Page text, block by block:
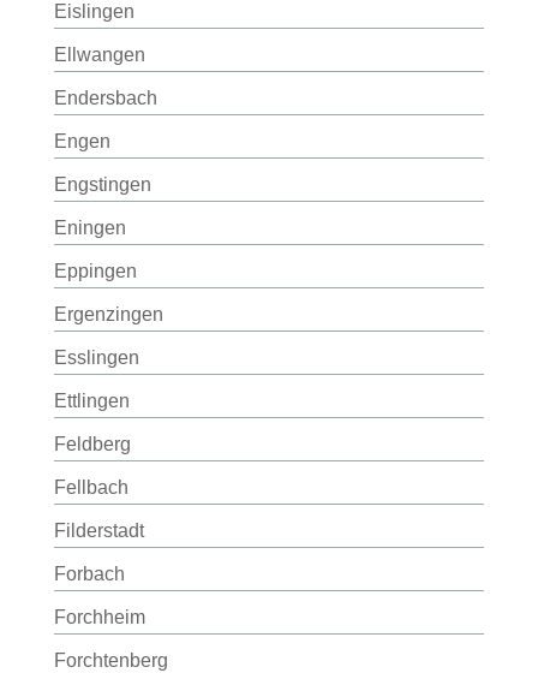
Eislingen
Ellwangen
Endersbach
Engen
Engstingen
Eningen
Eppingen
Ergenzingen
Esslingen
Ettlingen
Feldberg
Fellbach
Filderstadt
Forbach
Forchheim
Forchtenberg